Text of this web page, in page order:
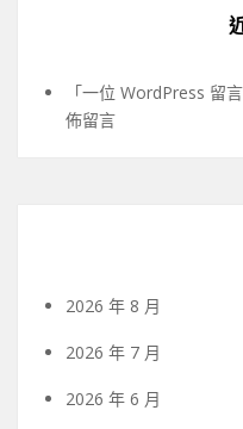
「一位 WordPress 留
佈留言
2026 年 8 月
2026 年 7 月
2026 年 6 月